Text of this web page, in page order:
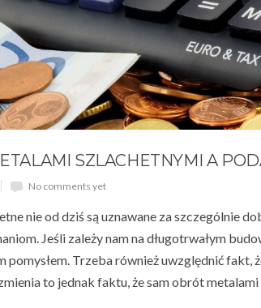
SZLACHETNYMI A
No comments yet
nie od dziś są uznawane za szczególnie
Jeśli zależy nam na długotrwałym
pomysłem. Trzeba również uwzględnić
to jednak faktu, że sam obrót